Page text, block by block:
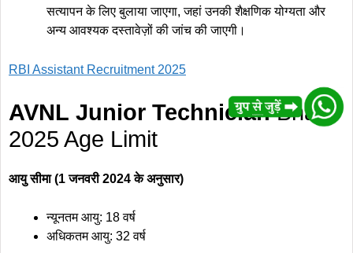
सत्यापन के लिए बुलाया जाएगा, जहां उनकी शैक्षणिक योग्यता और
अन्य आवश्यक दस्तावेज़ों की जांच की जाएगी।
RBI Assistant Recruitment 2025
AVNL Junior TechnicianBharti
2025 Age Limit
आयु सीमा (1 जनवरी 2024 के अनुसार)
न्यूनतम आयु: 18 वर्ष
अधिकतम आयु: 32 वर्ष